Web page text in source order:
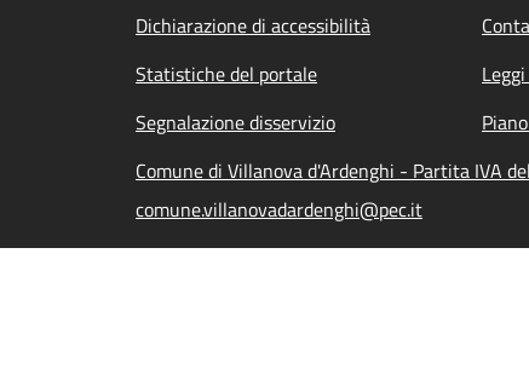
Dichiarazione di accessibilità
Statistiche del portale
Segnalazione disservizio
Comune di Villanova d'Ardenghi - Partita IVA
comune.villanovadardenghi@pec.it